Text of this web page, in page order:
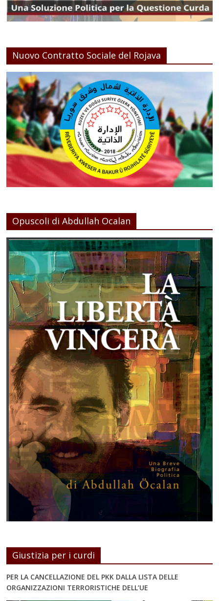
Nuovo Contratto Sociale del Rojava
Opuscoli di Abdullah Ocalan
Giustizia per i curdi
PER LA CANCELLAZIONE DEL PKK DALLA LISTA DELLE
ORGANIZZAZIONI TERRORISTICHE DELL’UE